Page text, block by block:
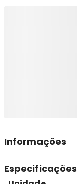
Informações
Especificações